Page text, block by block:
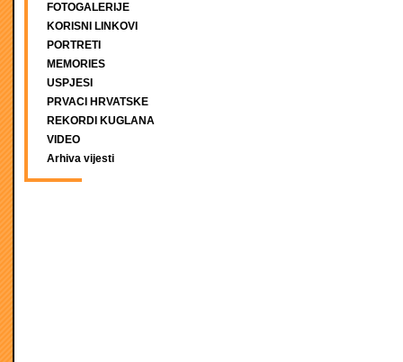
FOTOGALERIJE
KORISNI LINKOVI
PORTRETI
MEMORIES
USPJESI
PRVACI HRVATSKE
REKORDI KUGLANA
VIDEO
Arhiva vijesti